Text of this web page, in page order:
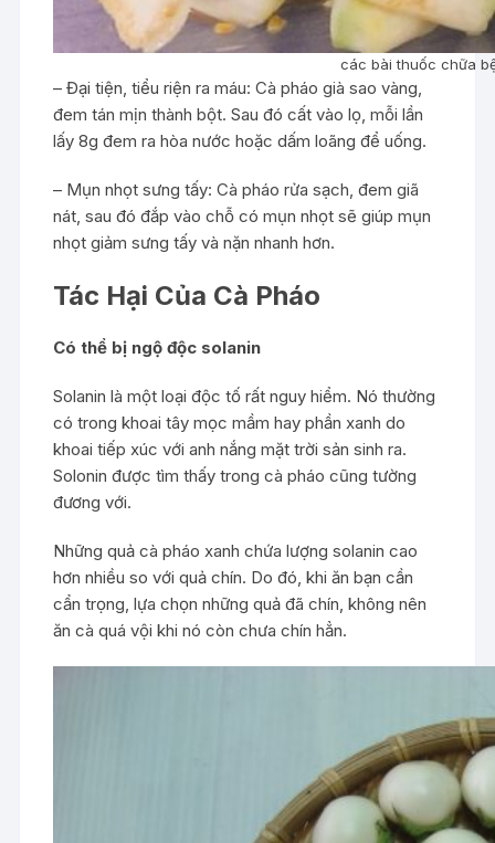
các bài thuốc chữa
– Đại tiện, tiểu riện ra máu: Cà pháo già sao vàng,
đem tán mịn thành bột. Sau đó cất vào lọ, mỗi lần
lấy 8g đem ra hòa nước hoặc dấm loãng để uống.
– Mụn nhọt sưng tấy: Cà pháo rửa sạch, đem giã
nát, sau đó đắp vào chỗ có mụn nhọt sẽ giúp mụn
nhọt giảm sưng tấy và nặn nhanh hơn.
Tác Hại Của Cà Pháo
Có thể bị ngộ độc solanin
Solanin là một loại độc tố rất nguy hiểm. Nó thường
có trong khoai tây mọc mầm hay phần xanh do
khoai tiếp xúc với anh nắng mặt trời sản sinh ra.
Solonin được tìm thấy trong cà pháo cũng tường
đương với.
Những quả cà pháo xanh chứa lượng solanin cao
hơn nhiều so với quả chín. Do đó, khi ăn bạn cần
cẩn trọng, lựa chọn những quả đã chín, không nên
ăn cà quá vội khi nó còn chưa chín hẳn.